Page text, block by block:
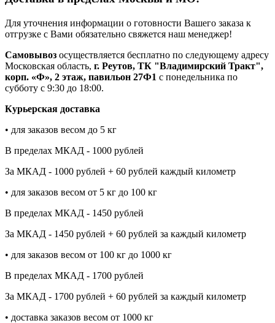
Для уточнения информации о готовности Вашего заказа к
отгрузке с Вами обязательно свяжется наш менеджер!
Самовывоз осуществляется бесплатно по следующему адресу
Московская область, г. Реутов, ТК "Владимирский Тракт",
корп. «Ф», 2 этаж, павильон 27Ф1 с понедельника по
субботу с 9:30 до 18:00.
Курьерская доставка
• для заказов весом до 5 кг
В пределах МКАД - 1000 рублей
За МКАД - 1000 рублей + 60 рублей каждый километр
• для заказов весом от 5 кг до 100 кг
В пределах МКАД - 1450 рублей
За МКАД - 1450 рублей + 60 рублей за каждый километр
• для заказов весом от 100 кг до 1000 кг
В пределах МКАД - 1700 рублей
За МКАД - 1700 рублей + 60 рублей за каждый километр
• доставка заказов весом от 1000 кг